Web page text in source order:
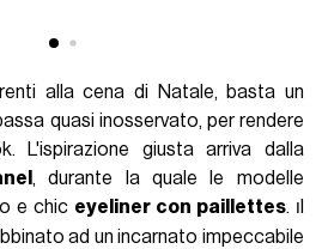
alla cena di Natale, basta un
quasi inosservato, per rendere
L'ispirazione giusta arriva dalla
, durante la quale le modelle
e chic eyeliner con paillettes. I
ad un incarnato impeccabile